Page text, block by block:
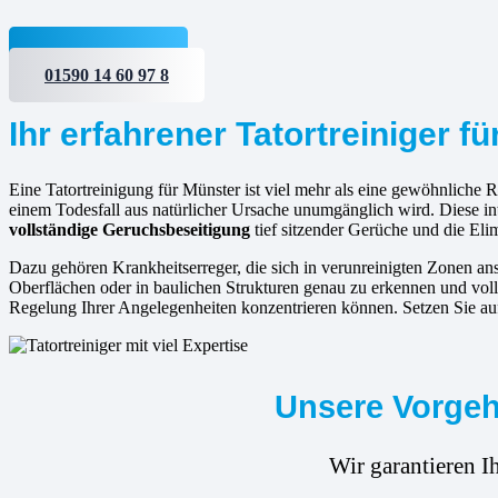
Jetzt anfragen
01590 14 60 97 8
Ihr erfahrener Tatortreiniger
Eine Tatortreinigung für Münster ist viel mehr als eine gewöhnliche
einem Todesfall aus natürlicher Ursache unumgänglich wird. Diese
vollständige Geruchsbeseitigung tief sitzender Gerüche und die
Dazu gehören Krankheitserreger, die sich in verunreinigten Zonen
Oberflächen oder in baulichen Strukturen genau zu erkennen und
Regelung Ihrer Angelegenheiten konzentrieren können. Setzen Sie
Unsere
Wir garantieren